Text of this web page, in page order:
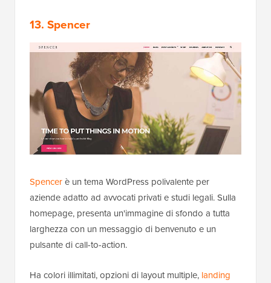
13. Spencer
Spencerè un tema WordPress polivalente per
aziende adatto ad avvocati privati e studi legali. Sulla
homepage, presenta un'immagine di sfondo a tutta
larghezza con un messaggio di benvenuto e un
pulsante di call-to-action.
Ha colori illimitati, opzioni di layout multiple, landing